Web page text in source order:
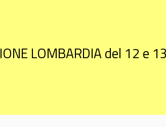
LOMBARDIA del 12 e